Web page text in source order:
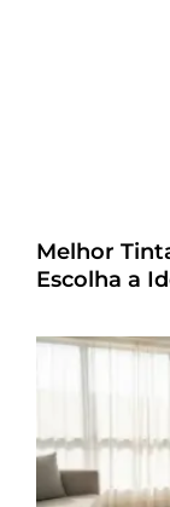
Melhor
Escolha a